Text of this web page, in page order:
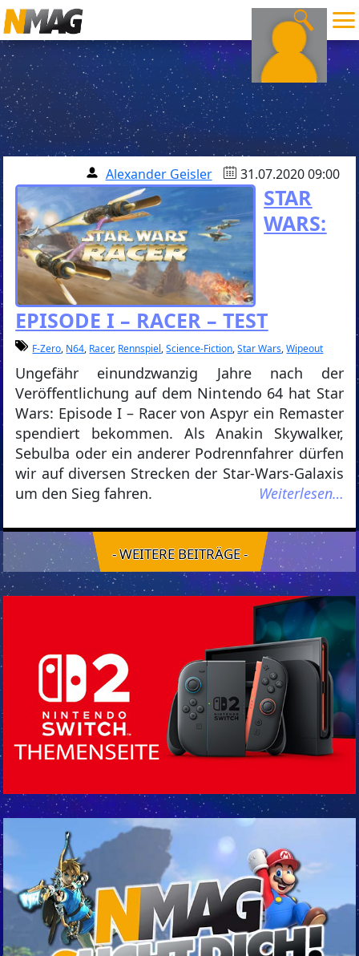
Alexander Geisler 31.07.2020 09:00
STAR
WARS:
EPISODE I – RACER – TEST
F-Zero, N64, Racer, Rennspiel,Science-Fiction,Star Wars,Wipeout
Ungefähr einundzwanzig Jahre nach der
Veröffentlichung auf dem Nintendo 64 hat Star
Wars: Episode I – Racer von Aspyr ein Remaster
spendiert bekommen. Als Anakin Skywalker,
Sebulba oder ein anderer Podrennfahrer dürfen
wir auf diversen Strecken der Star-Wars-Galaxis
um den Sieg fahren.
Weiterlesen…
- WEITERE BEITRÄGE -